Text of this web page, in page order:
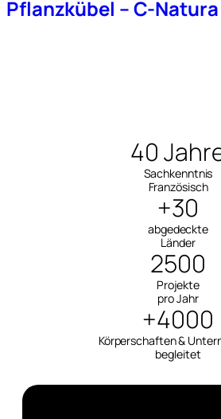
Pflanzkübel – C-Natura
40
Sachkenntnis
Französisch
+30
abgedeckte
Länder
2500
Projekte
pro Jahr
+4000
Körperschaften &
begleitet